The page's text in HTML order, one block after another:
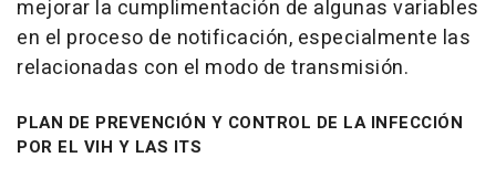
mejorar la cumplimentación de algunas variables
en el proceso de notificación, especialmente las
relacionadas con el modo de transmisión.
PLAN DE PREVENCIÓN Y CONTROL DE LA INFECCIÓN
POR EL VIH Y LAS ITS